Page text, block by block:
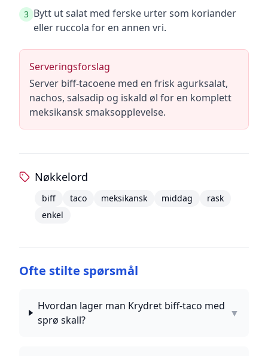
3 Bytt ut salat med ferske urter som koriander
eller ruccola for en annen vri.
Serveringsforslag
Server biff-tacoene med en frisk agurksalat,
nachos, salsadip og iskald øl for en komplett
meksikansk smaksopplevelse.
Nøkkelord
biff taco meksikansk middag
rask
enkel
Ofte stilte spørsmål
Hvordan lager man Krydret biff-taco med
sprø skall?
▼